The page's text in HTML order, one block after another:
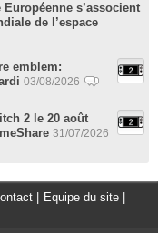
s’associent
de l’espace
emblem:
03/08/2026
2 le 20 août
31/07/2026
Equipe du site